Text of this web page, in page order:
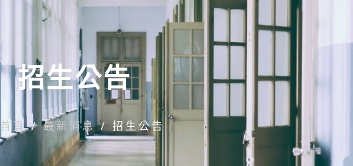
招生公告
首頁/最新消息/招生公告